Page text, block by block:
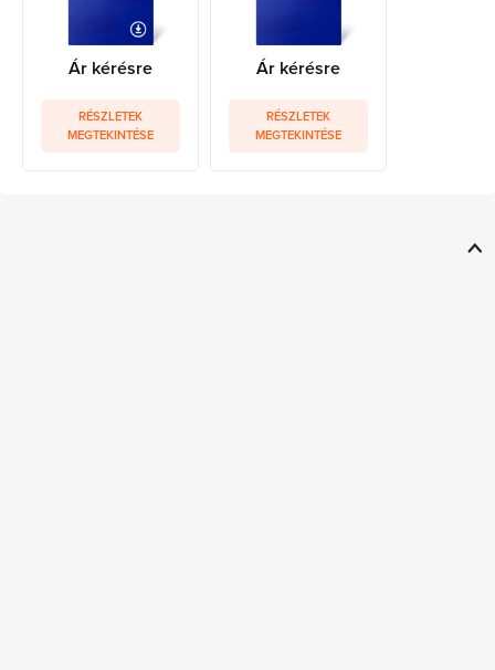
Ár kérésre
RÉSZLETEK
MEGTEKINTÉSE
Ár kérésre
RÉSZLETEK
MEGTEKINTÉSE